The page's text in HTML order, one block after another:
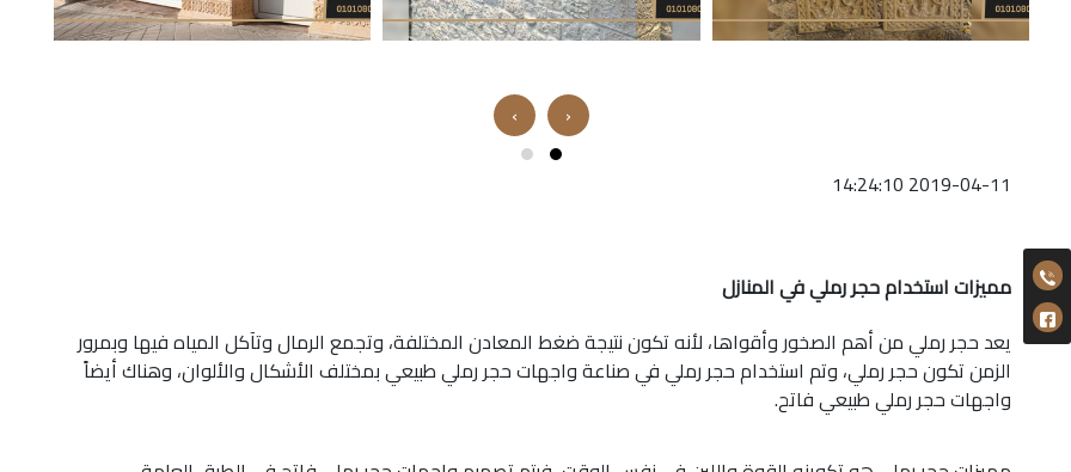
‹
›
2019-04-11 14:24:10
مميزات استخدام حجر رملي في المنازل
يعد حجر رملي من أهم الصخور وأقواها، لأنه تكون نتيجة ضغط المعادن المختلفة، وتجمع الرمال وتآكل المياه فيها وبمرور
الزمن تكون حجر رملي، وتم استخدام حجر رملي في صناعة واجهات حجر رملي طبيعي بمختلف الأشكال والألوان، وهناك أيضاً
واجهات حجر رملي طبيعي فاتح.